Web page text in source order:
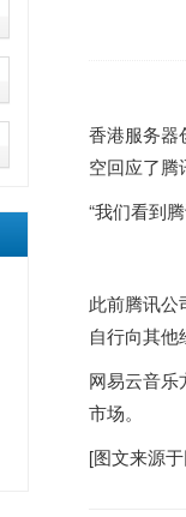
香港服务
空回应了腾
“我们看到
此前腾讯公
自行向其他
网易云音乐
市场。
[图文来源